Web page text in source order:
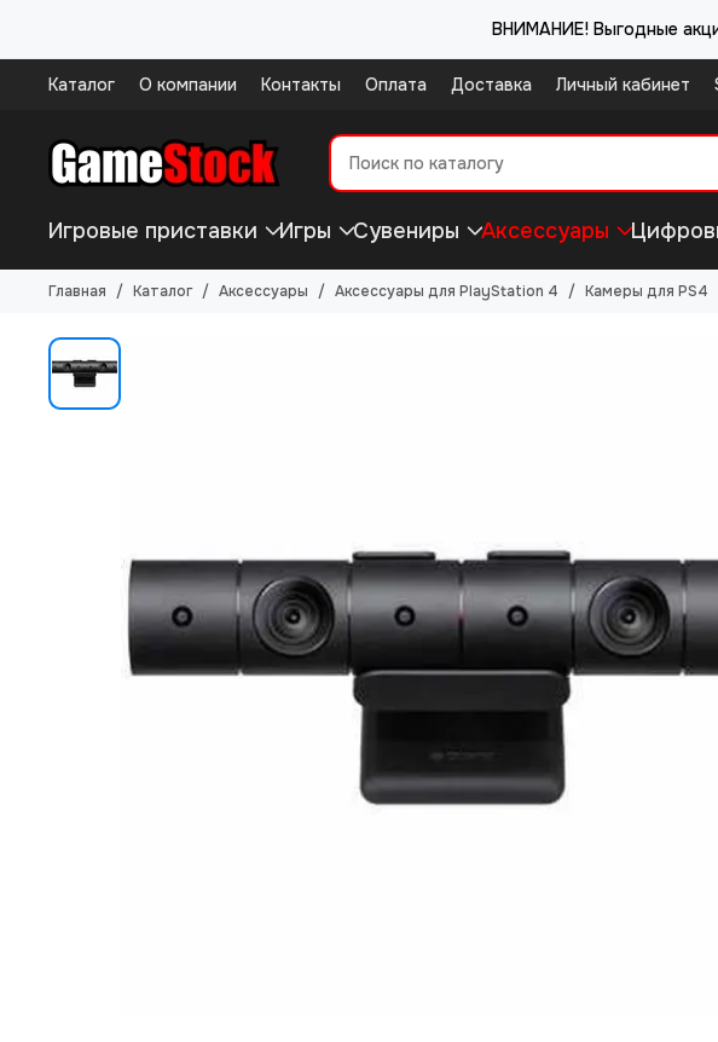
ВНИМАНИЕ! Выгодные
Каталог О компании Контакты Оплата Доставка Личный кабинет
Игровые приставки Игры Сувениры Аксессуары
Главная Каталог Аксессуары Аксессуары для PlayStation 4 Камеры для PS4